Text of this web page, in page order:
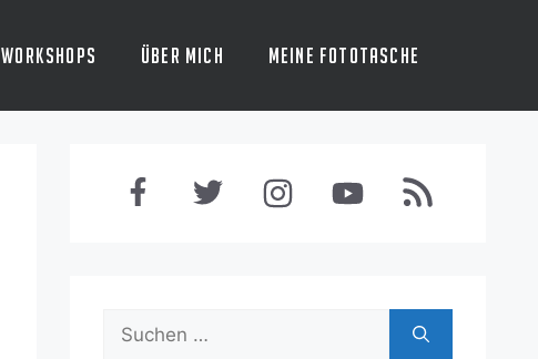
Workshops Über mich Meine Fototasche
Suchen